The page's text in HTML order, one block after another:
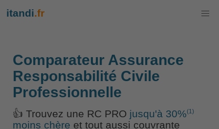
itandi.fr
Comparateur Assurance
Responsabilité Civile
Professionnelle
👍 Trouvez une RC PRO jusqu'à 30%(1)
moins chère et tout aussi couvrante